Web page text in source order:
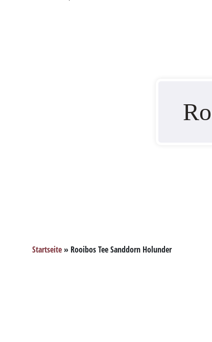
Startseite » Rooibos Tee Sanddorn Holunder